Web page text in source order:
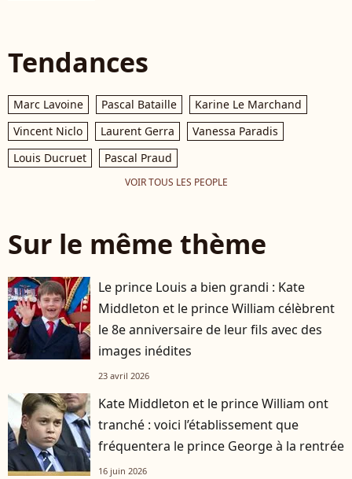
Tendances
Marc Lavoine Pascal Bataille
Karine Le Marchand
Vincent Niclo
Laurent Gerra
Vanessa Paradis
Louis Ducruet
Pascal Praud
VOIR TOUS LES PEOPLE
Sur le même thème
Le prince Louis a bien grandi : Kate
Middleton et le prince William célèbrent
le 8e anniversaire de leur fils avec des
images inédites
23 avril 2026
Kate Middleton et le prince William ont
tranché : voici l’établissement que
fréquentera le prince George à la rentrée
16 juin 2026